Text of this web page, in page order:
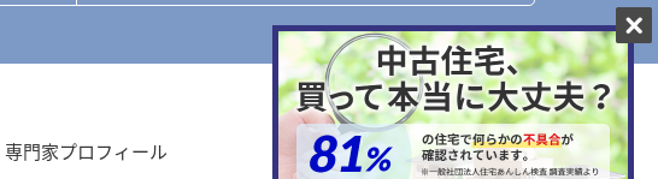
専門家プロフィール